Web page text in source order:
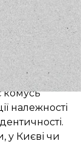
людина є
комусь
належності
у Києві чи